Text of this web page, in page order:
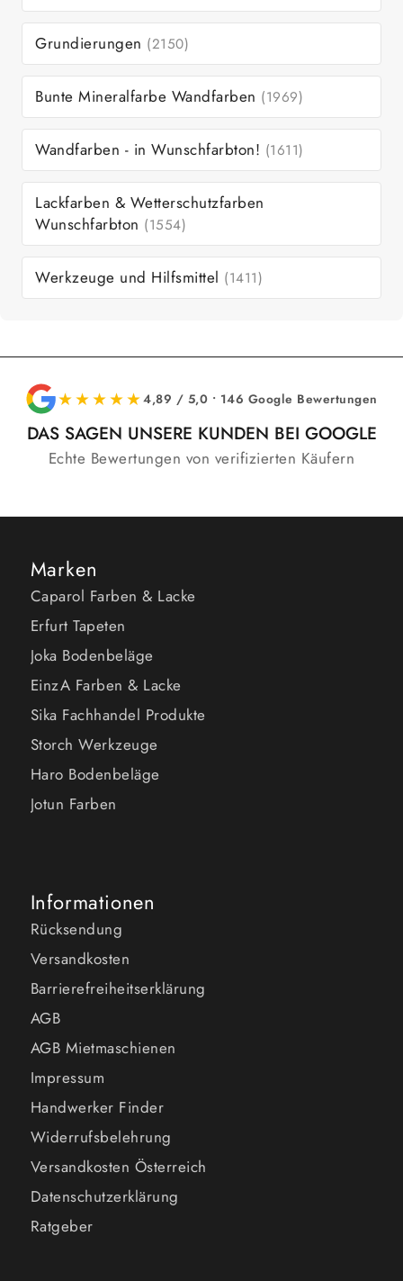
Grundierungen (2150)
Bunte Mineralfarbe Wandfarben (1969)
Wandfarben - in Wunschfarbton! (1611)
Lackfarben & Wetterschutzfarben
Wunschfarbton (1554)
Werkzeuge und Hilfsmittel (1411)
★★★★★4,89 / 5,0 • 146 Google Bewertungen
DAS SAGEN UNSERE KUNDEN BEI GOOGLE
Echte Bewertungen von verifizierten Käufern
Marken
Caparol Farben & Lacke
Erfurt Tapeten
Joka Bodenbeläge
EinzA Farben & Lacke
Sika Fachhandel Produkte
Storch Werkzeuge
Haro Bodenbeläge
Jotun Farben
Informationen
Rücksendung
Versandkosten
Barrierefreiheitserklärung
AGB
AGB Mietmaschienen
Impressum
Handwerker Finder
Widerrufsbelehrung
Versandkosten Österreich
Datenschutzerklärung
Ratgeber